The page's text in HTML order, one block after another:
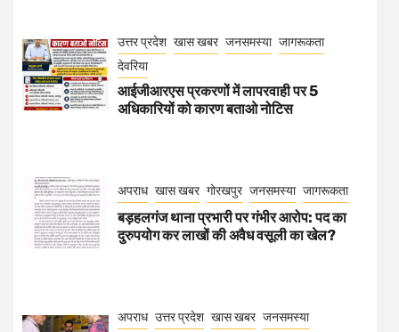
उत्तर प्रदेश खास खबर जनसमस्या जागरूकता
देवरिया
आईजीआरएस प्रकरणों में लापरवाही पर 5
अधिकारियों को कारण बताओ नोटिस
अपराध खास खबर गोरखपुर जनसमस्या जागरूकता
बड़हलगंज थाना प्रभारी पर गंभीर आरोप: पद का
दुरुपयोग कर लाखों की अवैध वसूली का खेल?
अपराध उत्तर प्रदेश खास खबर जनसमस्या